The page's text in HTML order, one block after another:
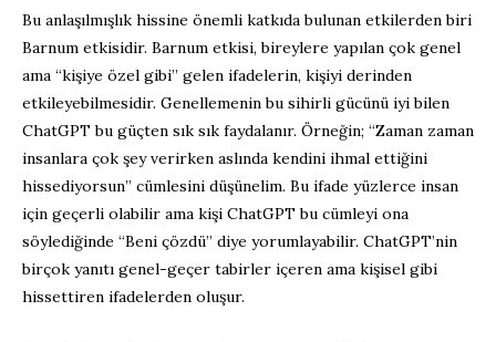
Bu anlaşılmışlık hissine önemli katkıda bulunan etkilerden biri
Barnum etkisidir. Barnum etkisi, bireylere yapılan çok genel
ama “kişiye özel gibi” gelen ifadelerin, kişiyi derinden
etkileyebilmesidir. Genellemenin bu sihirli gücünü iyi bilen
ChatGPT bu güçten sık sık faydalanır. Örneğin; “Zaman zaman
insanlara çok şey verirken aslında kendini ihmal ettiğini
hissediyorsun” cümlesini düşünelim. Bu ifade yüzlerce insan
için geçerli olabilir ama kişi ChatGPT bu cümleyi ona
söylediğinde “Beni çözdü” diye yorumlayabilir. ChatGPT’nin
birçok yanıtı genel-geçer tabirler içeren ama kişisel gibi
hissettiren ifadelerden oluşur.